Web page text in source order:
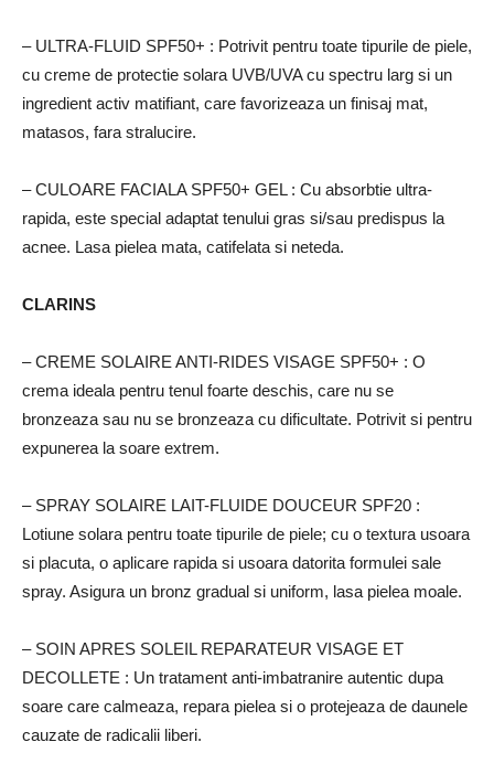
– ULTRA-FLUID SPF50+ : Potrivit pentru toate tipurile de piele,
cu creme de protectie solara UVB/UVA cu spectru larg si un
ingredient activ matifiant, care favorizeaza un finisaj mat,
matasos, fara stralucire.
– CULOARE FACIALA SPF50+ GEL: Cu absorbtie ultra-
rapida, este special adaptat tenului gras si/sau predispus la
acnee. Lasa pielea mata, catifelata si neteda.
CLARINS
– CREME SOLAIRE ANTI-RIDES VISAGE SPF50+ : O
crema ideala pentru tenul foarte deschis, care nu se
bronzeaza sau nu se bronzeaza cu dificultate. Potrivit si pentru
expunerea la soare extrem.
– SPRAY SOLAIRE LAIT-FLUIDE DOUCEUR SPF20 :
Lotiune solara pentru toate tipurile de piele; cu o textura usoara
si placuta, o aplicare rapida si usoara datorita formulei sale
spray. Asigura un bronz gradual si uniform, lasa pielea moale.
– SOIN APRES SOLEIL REPARATEUR VISAGE ET
DECOLLETE : Un tratament anti-imbatranire autentic dupa
soare care calmeaza, repara pielea si o protejeaza de daunele
cauzate de radicalii liberi.